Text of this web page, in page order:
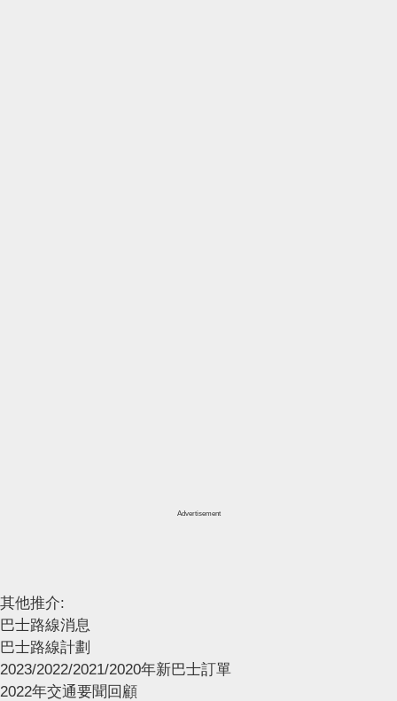
Advertisement
其他推介:
巴士路線消息
巴士路線計劃
2023/2022/2021/2020年新巴士訂單
2022年交通要聞回顧